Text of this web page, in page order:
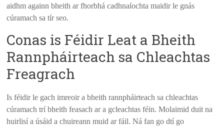
aidhm againn bheith ar fhorbhá cadhnaíochta maidir le gnás
cúramach sa tír seo.
Conas is Féidir Leat a Bheith
Rannpháirteach sa Chleachtas
Freagrach
Is féidir le gach imreoir a bheith rannpháirteach sa chleachtas
cúramach trí bheith feasach ar a gcleachtas féin. Molaimid duit na
huirlisí a úsáid a chuireann muid ar fáil. Ná fan go dtí go